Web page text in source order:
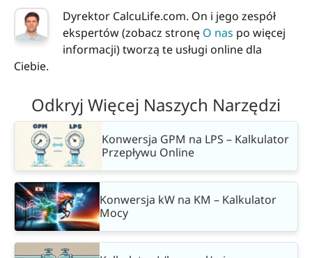
Dyrektor CalcuLife.com. On i jego zespół
ekspertów (zobacz stronę O nas po więcej
informacji) tworzą te usługi online dla
Ciebie.
Odkryj Więcej Naszych Narzędzi
Konwersja GPM na LPS – Kalkulator
Przepływu Online
Konwersja kW na KM – Kalkulator
Mocy